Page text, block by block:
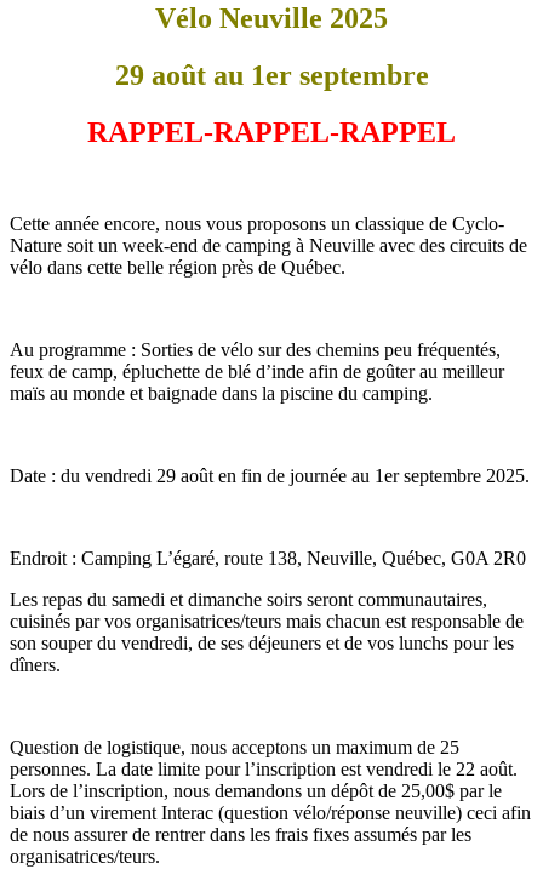
Vélo Neuville 2025
29 août au 1er septembre
RAPPEL-RAPPEL-RAPPEL
Cette année encore, nous vous proposons un classique de Cyclo-
Nature soit un week-end de camping à Neuville avec des circuits de
vélo dans cette belle région près de Québec.
Au programme : Sorties de vélo sur des chemins peu fréquentés,
feux de camp, épluchette de blé d’inde afin de goûter au meilleur
maïs au monde et baignade dans la piscine du camping.
Date : du vendredi 29 août en fin de journée au 1er septembre 2025.
Endroit : Camping L’égaré, route 138, Neuville, Québec, G0A 2R0
Les repas du samedi et dimanche soirs seront communautaires,
cuisinés par vos organisatrices/teurs mais chacun est responsable de
son souper du vendredi, de ses déjeuners et de vos lunchs pour les
dîners.
Question de logistique, nous acceptons un maximum de 25
personnes. La date limite pour l’inscription est vendredi le 22 août.
Lors de l’inscription, nous demandons un dépôt de 25,00$ par le
biais d’un virement Interac (question vélo/réponse neuville) ceci afin
de nous assurer de rentrer dans les frais fixes assumés par les
organisatrices/teurs.